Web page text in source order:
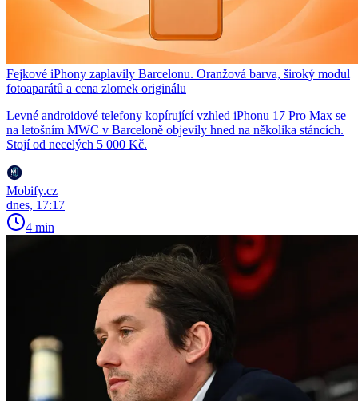
Fejkové iPhony zaplavily Barcelonu. Oranžová barva, široký modul
fotoaparátů a cena zlomek originálu
Levné androidové telefony kopírující vzhled iPhonu 17 Pro Max se
na letošním MWC v Barceloně objevily hned na několika stáncích.
Stojí od necelých 5 000 Kč.
Mobify.cz
dnes, 17:17
4 min